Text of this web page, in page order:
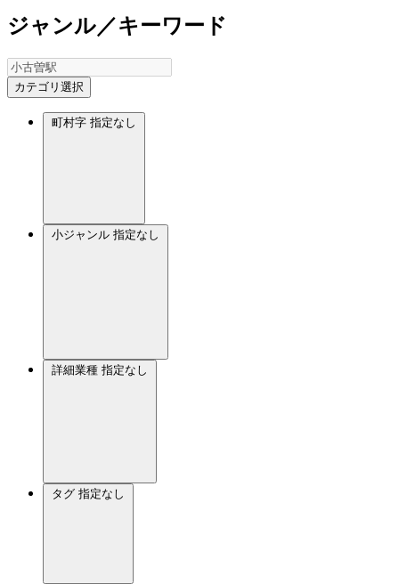
ジャンル／キーワード
カテゴリ選択
町村字 指定なし
小ジャンル 指定なし
詳細業種 指定なし
タグ 指定なし